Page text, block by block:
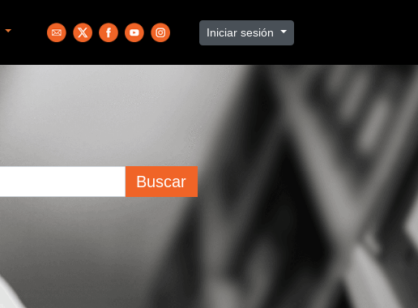
Iniciar sesión
Buscar